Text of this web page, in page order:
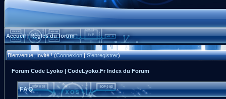
Accueil|Règles du forum
Bienvenue, Invité ! (Connexion|S'enregistrer)
Forum Code Lyoko | CodeLyoko.Fr Index du Forum
FAQ